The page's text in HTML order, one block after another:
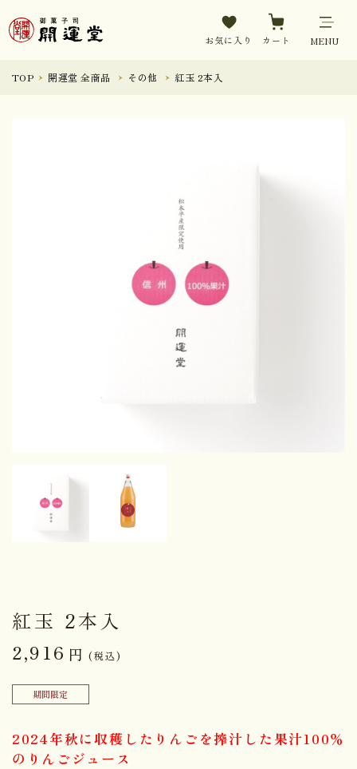
お気に入り カート MENU
TOP 開運堂 全商品 その他 紅玉 2本入
紅玉 2本入
2,916 円 (税込)
期間限定
2024年秋に収穫したりんごを搾汁した果汁100％
のりんごジュース